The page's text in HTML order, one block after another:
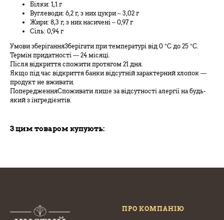
Білки: 1,1 г
Вуглеводи: 6,2 г, з них цукри – 3,02 г
Жири: 8,3 г, з них насичені – 0,97 г
Сіль: 0,94 г
Умови зберіганняЗберігати при температурі від 0 °C до 25 °C.
Термін придатності — 24 місяці.
Після відкриття спожити протягом 21 дня.
Якщо під час відкриття банки відсутній характерний хлопок —
продукт не вживати.
ПопередженняСпоживати лише за відсутності алергії на будь-
який з інгредієнтів.
З цим товаром купують:
ПРО КОМПАНІЮ